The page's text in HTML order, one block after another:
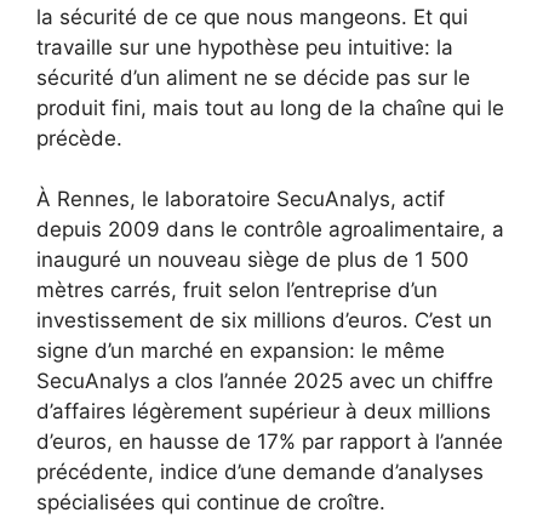
la sécurité de ce que nous mangeons. Et qui
travaille sur une hypothèse peu intuitive: la
sécurité d’un aliment ne se décide pas sur le
produit fini, mais tout au long de la chaîne qui le
précède.
À Rennes, le laboratoire SecuAnalys, actif
depuis 2009 dans le contrôle agroalimentaire, a
inauguré un nouveau siège de plus de 1 500
mètres carrés, fruit selon l’entreprise d’un
investissement de six millions d’euros. C’est un
signe d’un marché en expansion: le même
SecuAnalys a clos l’année 2025 avec un chiffre
d’affaires légèrement supérieur à deux millions
d’euros, en hausse de 17% par rapport à l’année
précédente, indice d’une demande d’analyses
spécialisées qui continue de croître.